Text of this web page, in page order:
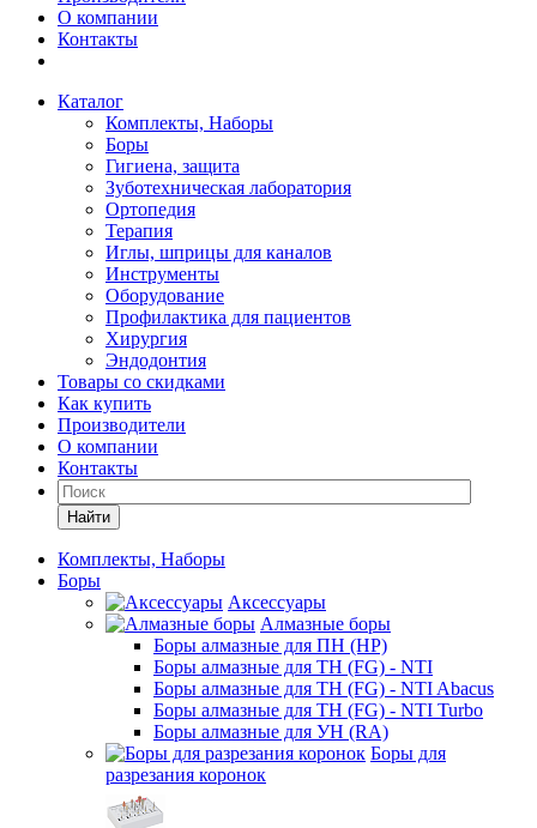
О компании
Контакты
Каталог
Комплекты, Наборы
Боры
Гигиена, защита
Зуботехническая лаборатория
Ортопедия
Терапия
Иглы, шприцы для каналов
Инструменты
Оборудование
Профилактика для пациентов
Хирургия
Эндодонтия
Товары со скидками
Как купить
Производители
О компании
Контакты
Найти
Комплекты, Наборы
Боры
Аксессуары
Алмазные боры
Боры алмазные для ПН (HP)
Боры алмазные для ТН (FG) - NTI
Боры алмазные для ТН (FG) - NTI Abacus
Боры алмазные для ТН (FG) - NTI Turbo
Боры алмазные для УН (RA)
Боры для
разрезания коронок